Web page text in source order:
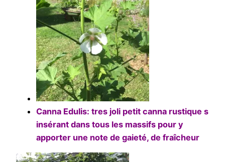
Canna Edulis: tres joli petit canna rustique s
insérant dans tous les massifs pour y
apporter une note de gaieté, de fraîcheur